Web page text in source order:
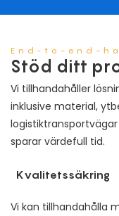
End-to-end-
Stöd ditt
Vi tillhandahåller
inklusive material,
sparar värdefull tid.
Kvalitetssäkring
Vi kan tillhandahålla